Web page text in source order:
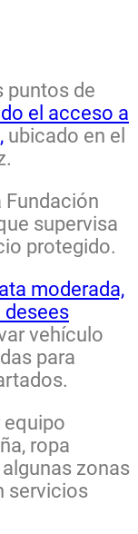
puntos de
el acceso a
ubicado en el
Fundación
supervisa
protegido.
moderada,
desees
vehículo
para
ropa
zonas
servicios